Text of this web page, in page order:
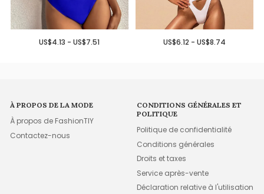
US$4.13 - US$7.51 US$6.12 - US$8.74
À PROPOS DE LA MODE
À propos de FashionTIY
Contactez-nous
CONDITIONS GÉNÉRALES ET
POLITIQUE
Politique de confidentialité
Conditions générales
Droits et taxes
Service après-vente
Déclaration relative à l'utilisation